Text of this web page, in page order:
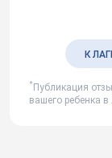
К
* Публикация
вашего ребенка в